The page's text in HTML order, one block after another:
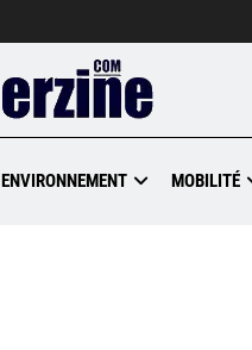
ENVIRONNEMENT MOBILITÉ